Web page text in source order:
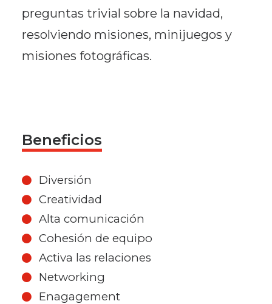
preguntas trivial sobre la navidad,
resolviendo misiones, minijuegos y
misiones fotográficas.
Beneficios
Diversión
Creatividad
Alta comunicación
Cohesión de equipo
Activa las relaciones
Networking
Enagagement